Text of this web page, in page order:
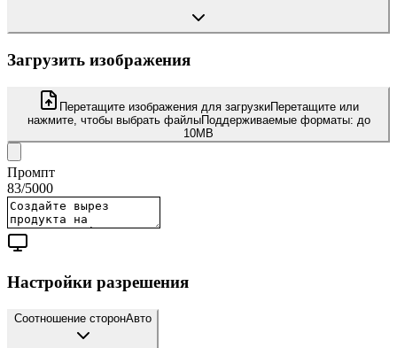
Загрузить изображения
Перетащите изображения для загрузкиПеретащите или
нажмите, чтобы выбрать файлыПоддерживаемые форматы: до
10MB
Промпт
83/5000
Настройки разрешения
Соотношение сторонАвто